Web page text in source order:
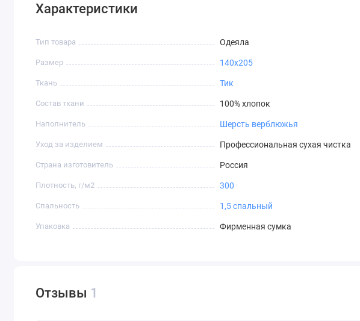
Характеристики
Тип товара Одеяла
Размер 140х205
Ткань Тик
Состав ткани 100% хлопок
Наполнитель Шерсть верблюжья
Уход за изделием Профессиональная сухая чистка
Страна изготовитель Россия
Плотность, г/м2 300
Спальность 1,5 спальный
Упаковка Фирменная сумка
Отзывы 1